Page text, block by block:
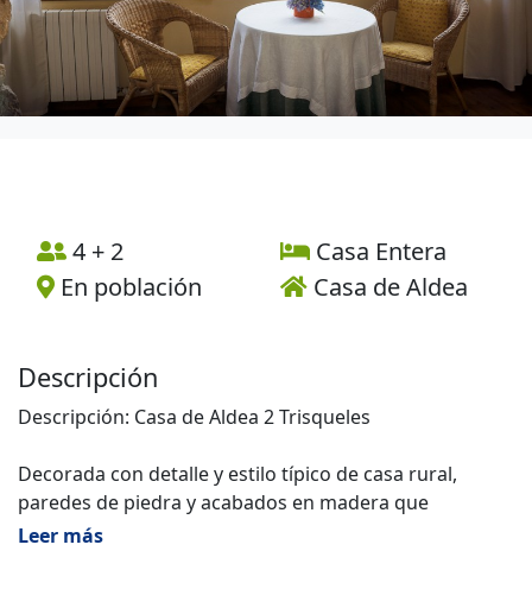
4 + 2
Casa Entera
En población
Casa de Aldea
Descripción
Descripción: Casa de Aldea 2 Trisqueles
Decorada con detalle y estilo típico de casa rural,
paredes de piedra y acabados en madera que
proporcionan el típico calor hogareño de las casas de
Leer más